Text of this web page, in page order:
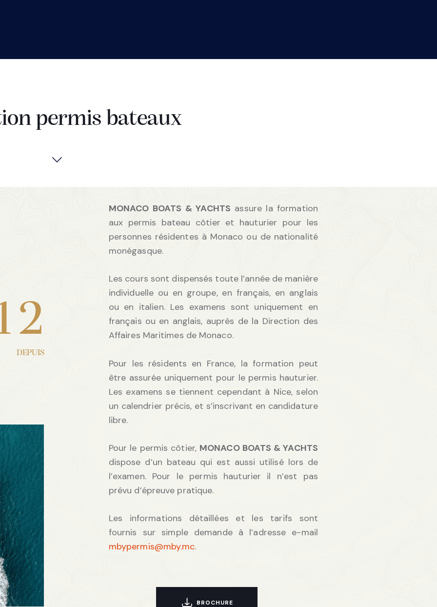
permis bateaux
2
DEPUIS
MONACO BOATS & YACHTS assure la formation
aux permis bateau côtier et hauturier pour les
personnes résidentes à Monaco ou de nationalité
monégasque.
Les cours sont dispensés toute l’année de manière
individuelle ou en groupe, en français, en anglais
ou en italien. Les examens sont uniquement en
français ou en anglais, auprès de la Direction des
Affaires Maritimes de Monaco.
Pour les résidents en France, la formation peut
être assurée uniquement pour le permis hauturier.
Les examens se tiennent cependant à Nice, selon
un calendrier précis, et s’inscrivant en candidature
libre.
Pour le permis côtier, MONACO BOATS & YACHTS
dispose d’un bateau qui est aussi utilisé lors de
l’examen. Pour le permis hauturier il n’est pas
prévu d’épreuve pratique.
Les informations détaillées et les tarifs sont
fournis sur simple demande à l’adresse e-mail
mbypermis@mby.mc.
BROCHURE